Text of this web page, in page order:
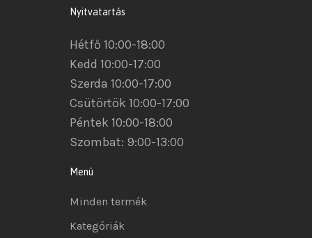
Nyitvatartás
Hétfő 10:00-18:00
Kedd 10:00-17:00
Szerda 10:00-17:00
Csütörtök 10:00-17:00
Péntek 10:00-18:00
Szombat: 9:00-13:00
Menü
Minden termék
Kategóriák